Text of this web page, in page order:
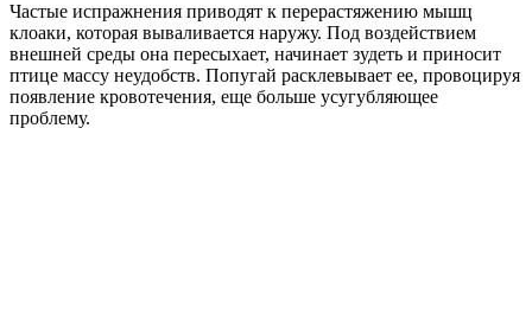
Частые испражнения приводят к перерастяжению мышц
клоаки, которая вываливается наружу. Под воздействием
внешней среды она пересыхает, начинает зудеть и приносит
птице массу неудобств. Попугай расклевывает ее, провоцируя
появление кровотечения, еще больше усугубляющее
проблему.